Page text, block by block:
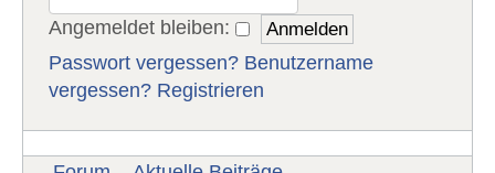
Angemeldet bleiben:
Passwort vergessen? Benutzername
vergessen? Registrieren